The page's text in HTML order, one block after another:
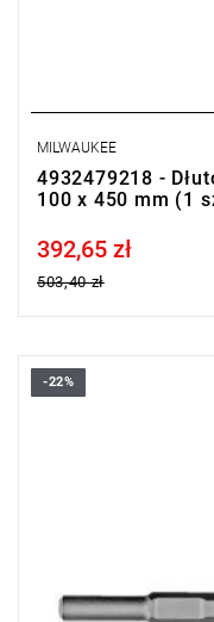
MILWAUKEE
4932479218 -
100 x 450 mm (1
Price tax included
392,65 zł
503,40 zł
• Długość całkowita:
-22%